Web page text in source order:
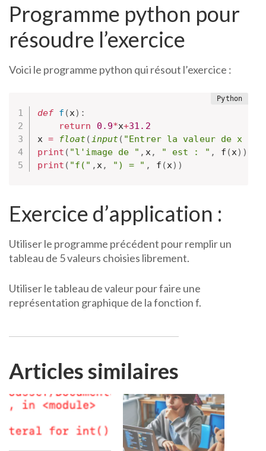
Programme python pour
résoudre l’exercice
Voici le programme python qui résout l’exercice :
def f (x) :
return
0.9*x+31.2
x = float(input( "Entrer la valeur de x : "
print ( "l'image de " , x, " est : " , f (x) )
print ( "f(" ,x, ") = " , f (x) )
Exercice d’application :
Utiliser le programme précédent pour remplir un
tableau de 5 valeurs choisies librement.
Utiliser le tableau de valeur pour faire une
représentation graphique de la fonction f.
Articles similaires